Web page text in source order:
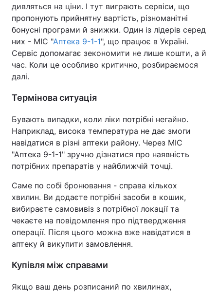
дивляться на ціни. І тут виграють сервіси, що
пропонують прийнятну вартість, різноманітні
бонусні програми й знижки. Один із лідерів серед
них - МІС "Аптека 9-1-1", що працює в Україні.
Сервіс допомагає зекономити не лише кошти, а й
час. Коли це особливо критично, розбираємося
далі.
Термінова ситуація
Бувають випадки, коли ліки потрібні негайно.
Наприклад, висока температура не дає змоги
навідатися в різні аптеки району. Через МІС
"Аптека 9-1-1" зручно дізнатися про наявність
потрібних препаратів у найближчій точці.
Саме по собі бронювання - справа кількох
хвилин. Ви додаєте потрібні засоби в кошик,
вибираєте самовивіз з потрібної локації та
чекаєте на повідомлення про підтвердження
операції. Після цього можна вже навідатися в
аптеку й викупити замовлення.
Купівля між справами
Якщо ваш день розписаний по хвилинах,